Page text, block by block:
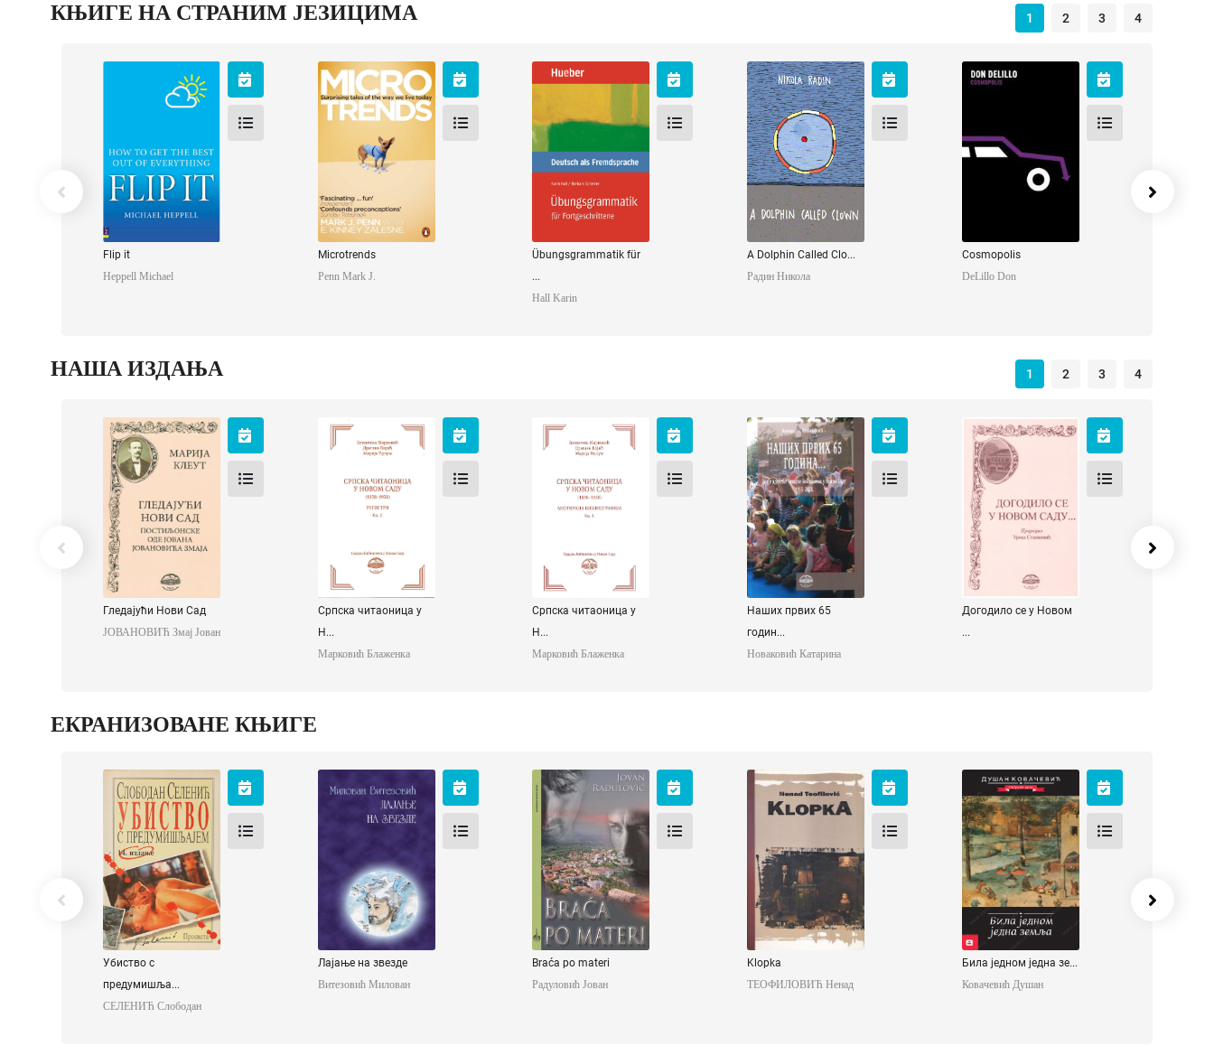
КЊИГЕ НА СТРАНИМ ЈЕЗИЦИМА 1 2 3 4
Flip it
Heppell Michael
Flip it
Heppell Michael
Microtrends
Penn Mark J.
Zalesne E. Kinney
Microtrends
Penn Mark J.
Übungsgrammatik
Fortgeschrittene
Hall Karin
Scheiner Barbara
Übungsgrammatik für
...
Hall Karin
A Dolphin Called
Clown
Радин Никола
A Dolphin Called Clo...
Радин Никола
Cosmopolis
Cosmopolis
DeLillo Don
НАША ИЗДАЊА 1 2 3 4
Гледајући Нови
Сад
ЈОВАНОВИЋ Змај
Гледајући Нови Сад
ЈОВАНОВИЋ Змај Јован
читаоница у
Марковић Блаженка
Koјић Драгана
Ћулум Марија
Српска читаоница у
Н...
Марковић Блаженка
читаоница у
Марковић Блаженка
Koјић Драгана
Ћулум Марија
Српска читаоница у
Н...
Марковић Блаженка
Наших првих 65
година---
Новаковић
Катарина
Наших првих 65
годин...
Новаковић Катарина
Догодило се у
Новом Саду ---
Догодило се у Новом
...
ЕКРАНИЗОВАНЕ КЊИГЕ
Убиство с
предумишљајем
СЕЛЕНИЋ Слободан
Убиство с
предумишља...
СЕЛЕНИЋ Слободан
Лајање на звезде
Витезовић Милован
Лајање на звезде
Витезовић Милован
Braća po materi
Радуловић Јован
Braća po materi
Радуловић Јован
Klopka
ТЕОФИЛОВИЋ Ненад
Klopka
ТЕОФИЛОВИЋ Ненад
Била једном једна
земља
Ковачевић Душан
Била једном једна зе...
Ковачевић Душан